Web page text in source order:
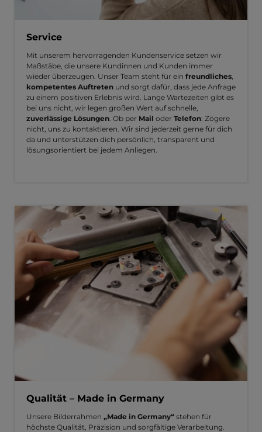
Service
Mit unserem hervorragenden Kundenservice setzen wir
Maßstäbe, die unsere Kundinnen und Kunden immer
wieder überzeugen. Unser Team steht für ein freundliches,
kompetentes Auftreten und sorgt dafür, dass jede Anfrage
zu einem positiven Erlebnis wird. Lange Wartezeiten gibt es
bei uns nicht, wir legen großen Wert auf schnelle,
zuverlässige Lösungen. Ob per Mail oder Telefon: Zögere
nicht, uns zu kontaktieren. Wir sind jederzeit gerne für dich
da und unterstützen dich persönlich, transparent und
lösungsorientiert bei jedem Anliegen.
Qualität – Made in Germany
Unsere Bilderrahmen „Made in Germany“ stehen für
höchste Qualität, Präzision und sorgfältige Verarbeitung.